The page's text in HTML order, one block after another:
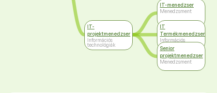
IT-
projektmenedzser
Információs
technológiák
IT-menedzser
Menedzsment
IT
Termékmenedzser
Információs
technológiák
Senior
projektmenedzser
Menedzsment